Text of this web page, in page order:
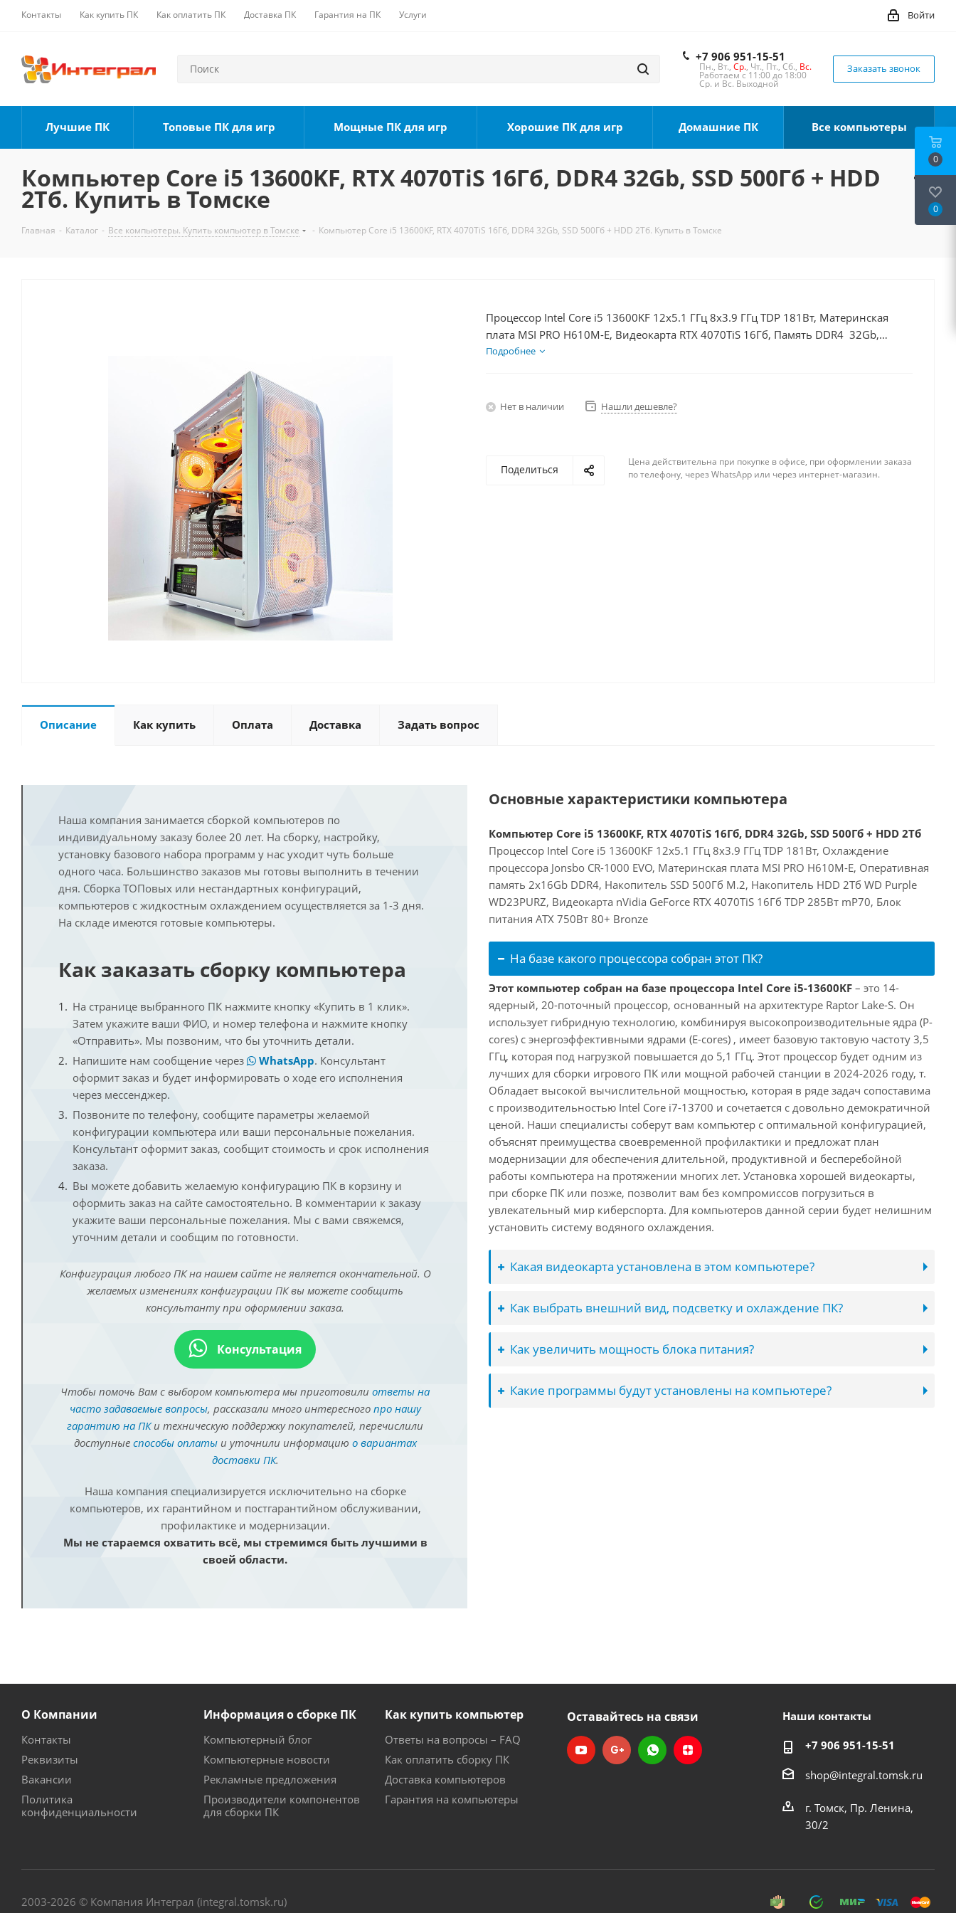
Контакты Как купить ПК Как оплатить ПК Доставка ПК Гарантия на ПК Услуги Войти
+7 906 951-15-51
Пн., Вт., Ср., Чт., Пт., Сб., Вс.
Работаем с 11:00 до 18:00
Ср. и Вс. Выходной
Заказать звонок
Лучшие ПК Топовые ПК для игр Мощные ПК для игр Хорошие ПК для игр Домашние ПК Все компьютеры
Компьютер Core i5 13600KF, RTX 4070TiS 16Гб, DDR4 32Gb, SSD 500Гб + HDD
2Тб. Купить в Томске
Главная - Каталог - Все компьютеры. Купить компьютер в Томске - Компьютер Core i5 13600KF, RTX 4070TiS 16Гб, DDR4 32Gb, SSD 500Гб + HDD 2Тб. Купить в Томске
Процессор Intel Core i5 13600KF 12x5.1 ГГц 8x3.9 ГГц TDP 181Вт, Материнская
плата MSI PRO H610M-E, Видеокарта RTX 4070TiS 16Гб, Память DDR4 32Gb,
Диски SSD 500Гб + HDD 2Тб, БП 750Вт
Подробнее
Нет в наличии Нашли дешевле?
Поделиться
Цена действительна при покупке в офисе, при оформлении заказа
по телефону, через WhatsApp или через интернет-магазин.
Описание Как купить Оплата Доставка Задать вопрос
Наша компания занимается сборкой компьютеров по
индивидуальному заказу более 20 лет. На сборку, настройку,
установку базового набора программ у нас уходит чуть больше
одного часа. Большинство заказов мы готовы выполнить в течении
дня. Сборка ТОПовых или нестандартных конфигураций,
компьютеров с жидкостным охлаждением осуществляется за 1-3 дня.
На складе имеются готовые компьютеры.
Как заказать сборку компьютера
На странице выбранного ПК нажмите кнопку «Купить в 1 клик».
Затем укажите ваши ФИО, и номер телефона и нажмите кнопку
«Отправить». Мы позвоним, что бы уточнить детали.
Напишите нам сообщение через
WhatsApp. Консультант
оформит заказ и будет информировать о ходе его исполнения
через мессенджер.
Позвоните по телефону, сообщите параметры желаемой
конфигурации компьютера или ваши персональные пожелания.
Консультант оформит заказ, сообщит стоимость и срок исполнения
заказа.
Вы можете добавить желаемую конфигурацию ПК в корзину и
оформить заказ на сайте самостоятельно. В комментарии к заказу
укажите ваши персональные пожелания. Мы с вами свяжемся,
уточним детали и сообщим по готовности.
Конфигурация любого ПК на нашем сайте не является окончательной. О
желаемых изменениях конфигурации ПК вы можете сообщить
консультанту при оформлении заказа.
Консультация
Чтобы помочь Вам с выбором компьютера мы приготовили ответы на
часто задаваемые вопросы, рассказали много интересного про нашу
гарантию на ПКи техническую поддержку покупателей, перечислили
доступные способы оплатыи уточнили информацию о вариантах
доставки ПК.
Наша компания специализируется исключительно на сборке
компьютеров, их гарантийном и постгарантийном обслуживании,
профилактике и модернизации.
Мы не стараемся охватить всё, мы стремимся быть лучшими в
своей области.
Основные характеристики компьютера
Компьютер Core i5 13600KF, RTX 4070TiS 16Гб, DDR4 32Gb, SSD 500Гб + HDD 2Тб
Процессор Intel Core i5 13600KF 12x5.1 ГГц 8x3.9 ГГц TDP 181Вт, Охлаждение
процессора Jonsbo CR-1000 EVO, Материнская плата MSI PRO H610M-E, Оперативная
память 2x16Gb DDR4, Накопитель SSD 500Гб M.2, Накопитель HDD 2Тб WD Purple
WD23PURZ, Видеокарта nVidia GeForce RTX 4070TiS 16Гб TDP 285Вт mP70, Блок
питания ATX 750Вт 80+ Bronze
На базе какого процессора собран этот ПК?
Этот компьютер собран на базе процессора Intel Core i5-13600KF – это 14-
ядерный, 20-поточный процессор, основанный на архитектуре Raptor Lake-S. Он
использует гибридную технологию, комбинируя высокопроизводительные ядра (P-
cores) с энергоэффективными ядрами (E-cores) , имеет базовую тактовую частоту 3,5
ГГц, которая под нагрузкой повышается до 5,1 ГГц. Этот процессор будет одним из
лучших для сборки игрового ПК или мощной рабочей станции в 2024-2026 году, т.
Обладает высокой вычислительной мощностью, которая в ряде задач сопоставима
с производительностью Intel Core i7-13700 и сочетается с довольно демократичной
ценой. Наши специалисты соберут вам компьютер с оптимальной конфигурацией,
объяснят преимущества своевременной профилактики и предложат план
модернизации для обеспечения длительной, продуктивной и бесперебойной
работы компьютера на протяжении многих лет. Установка хорошей видеокарты,
при сборке ПК или позже, позволит вам без компромиссов погрузиться в
увлекательный мир киберспорта. Для компьютеров данной серии будет нелишним
установить систему водяного охлаждения.
Какая видеокарта установлена в этом компьютере?
Как выбрать внешний вид, подсветку и охлаждение ПК?
Как увеличить мощность блока питания?
Какие программы будут установлены на компьютере?
О Компании
Контакты
Реквизиты
Вакансии
Политика
конфиденциальности
Информация о сборке ПК
Компьютерный блог
Компьютерные новости
Рекламные предложения
Производители компонентов
для сборки ПК
Как купить компьютер
Ответы на вопросы – FAQ
Как оплатить сборку ПК
Доставка компьютеров
Гарантия на компьютеры
Оставайтесь на связи Наши контакты
+7 906 951-15-51
shop@integral.tomsk.ru
г. Томск, Пр. Ленина,
30/2
2003-2026 © Компания Интеграл (integral.tomsk.ru)
0
0